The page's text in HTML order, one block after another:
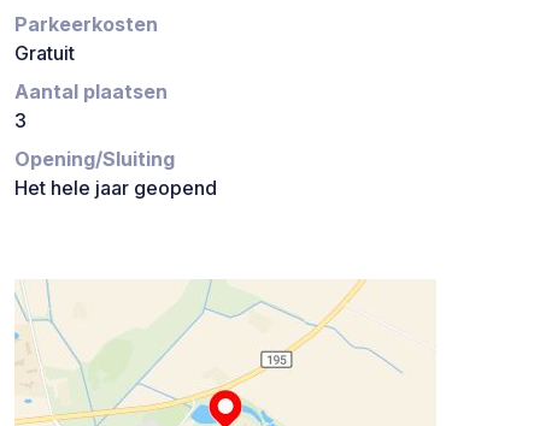
Parkeerkosten
Gratuit
Aantal plaatsen
3
Opening/Sluiting
Het hele jaar geopend